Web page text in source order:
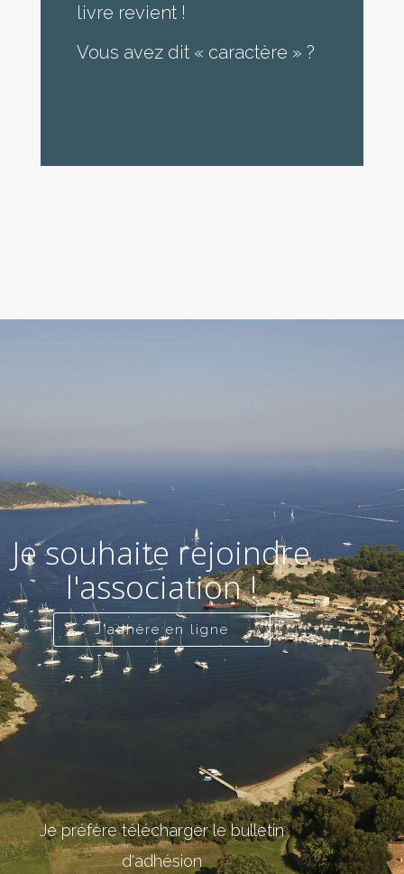
livre revient !
Vous avez dit « caractère » ?
Je souhaite rejoindre
l'association !
J'adhère en ligne
Je préfère télécharger le bulletin
d'adhésion